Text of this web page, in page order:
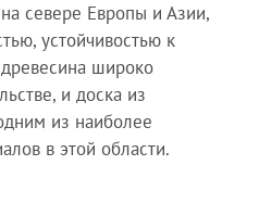
севере Европы и Азии,
устойчивостью к
широко
и доска из
из наиболее
в этой области.